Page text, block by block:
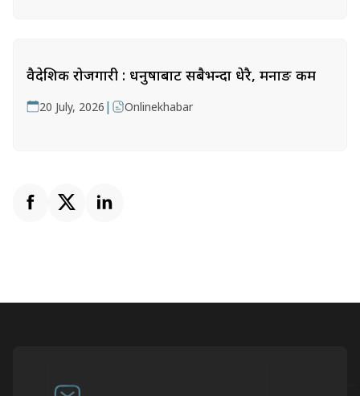
वैदेशिक रोजगारी : धनुषाबाट सबैभन्दा धेरै, मनाङ कम
20 July, 2026 | Onlinekhabar